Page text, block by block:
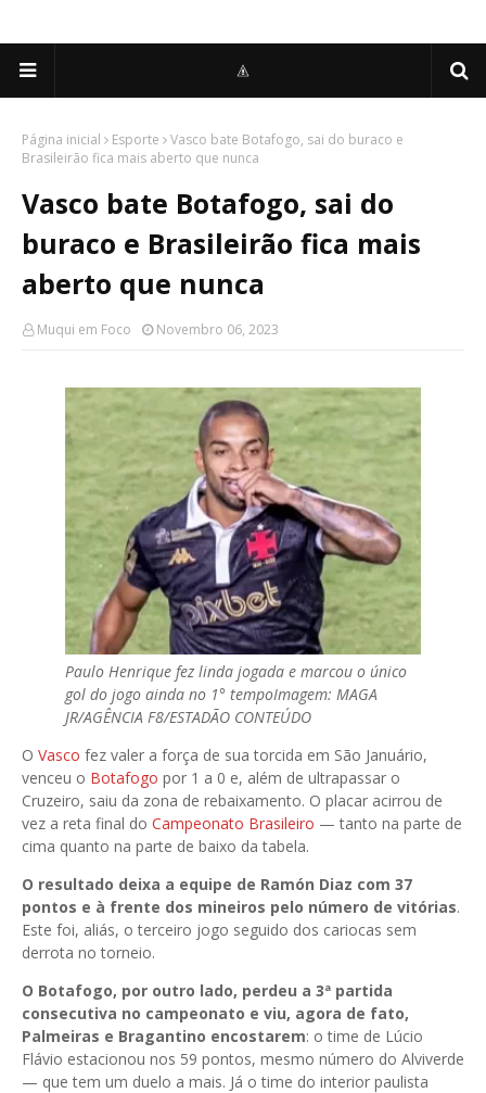
Página inicial Esporte
Vasco bate Botafogo, sai do buraco e
Brasileirão fica mais aberto que nunca
Vasco bate Botafogo, sai do
buraco e Brasileirão fica mais
aberto que nunca
Muqui em Foco Novembro 06, 2023
Paulo Henrique fez linda jogada e marcou o único
gol do jogo ainda no 1° tempoImagem: MAGA
JR/AGÊNCIA F8/ESTADÃO CONTEÚDO
O Vasco fez valer a força de sua torcida em São Januário,
venceu o Botafogo por 1 a 0 e, além de ultrapassar o
Cruzeiro, saiu da zona de rebaixamento. O placar acirrou de
vez a reta final do Campeonato Brasileiro — tanto na parte de
cima quanto na parte de baixo da tabela.
O resultado deixa a equipe de Ramón Diaz com 37
pontos e à frente dos mineiros pelo número de vitórias.
Este foi, aliás, o terceiro jogo seguido dos cariocas sem
derrota no torneio.
O Botafogo, por outro lado, perdeu a 3ª partida
consecutiva no campeonato e viu, agora de fato,
Palmeiras e Bragantino encostarem: o time de Lúcio
Flávio estacionou nos 59 pontos, mesmo número do Alviverde
— que tem um duelo a mais. Já o time do interior paulista